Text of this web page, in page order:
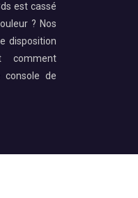
est cassé
? Nos
disposition
comment
console de